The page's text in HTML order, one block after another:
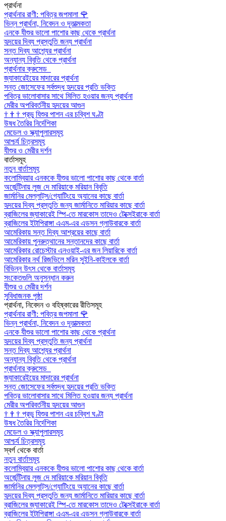
প্রার্থনা
প্রার্থনার রাণী: পবিত্র জপমালা 🌹
ভিন্ন প্রার্থনা, নিবেদন ও দূতাত্মকতা
এনকে যীশুর ভালো পাশোর কাছ থেকে প্রার্থনা
হৃদয়ের দিব্য প্রস্তুতি জন্য প্রার্থনা
সন্ত দিব্য আশ্র্যের প্রার্থনা
অন্যান্য বিবৃতি থেকে প্রার্থনা
প্রার্থনার ক্রুসেড
জ্যাকারেইয়ের মাদারের প্রার্থনা
সন্ত জোসেফের সর্বশুদ্ধ হৃদয়ের প্রতি ভক্তি
পবিত্র ভালোবাসার সাথে মিলিত হওয়ার জন্য প্রার্থনা
মেরীর অপরিবর্তনীয় হৃদয়ের আগুন
† † † প্রভু যিশুর পাশন এর চব্বিশ ঘণ্টা
উষধ তৈরির নির্দেশিকা
মেডেল ও স্ক্যাপুলারসমূহ
আশ্চর্য চিত্রসমূহ
যীশুর ও মেরীর দর্শন
বার্তাসমূহ
নতুন বার্তাসমূহ
কলোম্বিয়ার এনককে যীশুর ভালো পাশোর কাছ থেকে বার্তা
অর্জেন্টিনায় লুজ দে মারিয়াকে মরিয়ান বিবৃতি
জার্মানির মেল্লাট্‌স/গ্যোটিংয়ে অ্যানের কাছে বার্তা
হৃদয়ের দিব্য প্রস্তুতি জন্য জার্মানিতে মারিয়ার কাছে বার্তা
ব্রাজিলের জ্যাকারেই স্পি-তে মারকোস তাদেও টেক্সেইরাকে বার্তা
ব্রাজিলের ইটাপিরাঙ্গা এএম-এর এডসন গ্লাউবারকে বার্তা
আমেরিকায় সন্ত দিব্য আশ্রয়ের কাছে বার্তা
আমেরিকায় পুনরুত্থানের সন্তানদের কাছে বার্তা
আমেরিকার রোচেস্টার এনওয়াই-এর জন লিয়ারিকে বার্তা
আমেরিকার নর্থ রিজভিলে মরিন সুইনি-কাইলকে বার্তা
বিভিন্ন উৎস থেকে বার্তাসমূহ
সংকেতগুলি অনুসন্ধান করুন
যীশুর ও মেরীর দর্শন
সুবিধাজনক পৃষ্ঠা
প্রার্থনা, নিবেদন ও বহিষ্কারের রীতিসমূহ
প্রার্থনার রাণী: পবিত্র জপমালা 🌹
ভিন্ন প্রার্থনা, নিবেদন ও দূতাত্মকতা
এনকে যীশুর ভালো পাশোর কাছ থেকে প্রার্থনা
হৃদয়ের দিব্য প্রস্তুতি জন্য প্রার্থনা
সন্ত দিব্য আশ্র্যের প্রার্থনা
অন্যান্য বিবৃতি থেকে প্রার্থনা
প্রার্থনার ক্রুসেড
জ্যাকারেইয়ের মাদারের প্রার্থনা
সন্ত জোসেফের সর্বশুদ্ধ হৃদয়ের প্রতি ভক্তি
পবিত্র ভালোবাসার সাথে মিলিত হওয়ার জন্য প্রার্থনা
মেরীর অপরিবর্তনীয় হৃদয়ের আগুন
† † † প্রভু যিশুর পাশন এর চব্বিশ ঘণ্টা
উষধ তৈরির নির্দেশিকা
মেডেল ও স্ক্যাপুলারসমূহ
আশ্চর্য চিত্রসমূহ
স্বর্গ থেকে বার্তা
নতুন বার্তাসমূহ
কলোম্বিয়ার এনককে যীশুর ভালো পাশোর কাছ থেকে বার্তা
অর্জেন্টিনায় লুজ দে মারিয়াকে মরিয়ান বিবৃতি
জার্মানির মেল্লাট্‌স/গ্যোটিংয়ে অ্যানের কাছে বার্তা
হৃদয়ের দিব্য প্রস্তুতি জন্য জার্মানিতে মারিয়ার কাছে বার্তা
ব্রাজিলের জ্যাকারেই স্পি-তে মারকোস তাদেও টেক্সেইরাকে বার্তা
ব্রাজিলের ইটাপিরাঙ্গা এএম-এর এডসন গ্লাউবারকে বার্তা